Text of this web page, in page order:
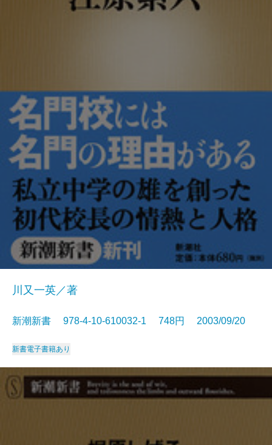
川又一英／著
新潮新書 978-4-10-610032-1 748円 2003/09/20
新書電子書籍あり